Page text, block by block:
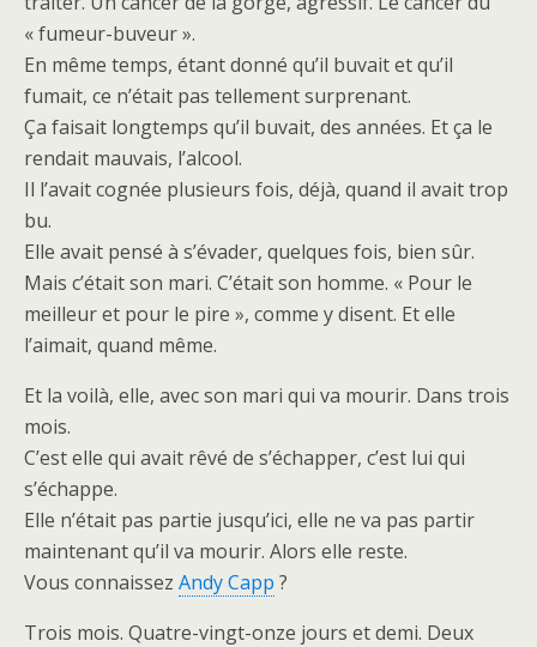
« fumeur-buveur ».
En même temps, étant donné qu’il buvait et qu’il
fumait, ce n’était pas tellement surprenant.
Ça faisait longtemps qu’il buvait, des années. Et ça le
rendait mauvais, l’alcool.
Il l’avait cognée plusieurs fois, déjà, quand il avait trop
bu.
Elle avait pensé à s’évader, quelques fois, bien sûr.
Mais c’était son mari. C’était son homme. « Pour le
meilleur et pour le pire », comme y disent. Et elle
l’aimait, quand même.
Et la voilà, elle, avec son mari qui va mourir. Dans trois
mois.
C’est elle qui avait rêvé de s’échapper, c’est lui qui
s’échappe.
Elle n’était pas partie jusqu’ici, elle ne va pas partir
maintenant qu’il va mourir. Alors elle reste.
Vous connaissez Andy Capp ?
Trois mois. Quatre-vingt-onze jours et demi. Deux